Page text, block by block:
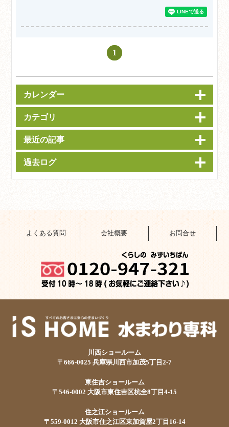
1
カレンダー
カテゴリ
最近の記事
過去ログ
よくある質問 会社概要 お問合せ
川西ショールーム
〒666-0025 兵庫県川西市加茂5丁目2-7
東住吉ショールーム
〒546-0002 大阪市東住吉区杭全8丁目4-15
住之江ショールーム
〒559-0012 大阪市住之江区東加賀屋2丁目16-14